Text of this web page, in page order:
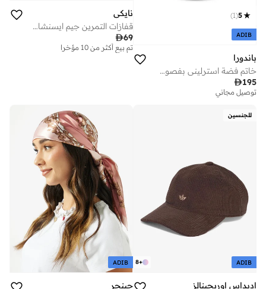
5
(
1
)
ADIB
باندورا
خاتم فضة استرليني بفصوص زركون مكعب شفافة
195
توصيل مجاني
نايكي
قفازات التمرين جيم ايسنشال 2.0 للنساء
69
تم بيع أكثر من 10 مؤخرا
للجنسين
+
8 ADIB
اديداس اوريجينالز
ADIB
جينجر